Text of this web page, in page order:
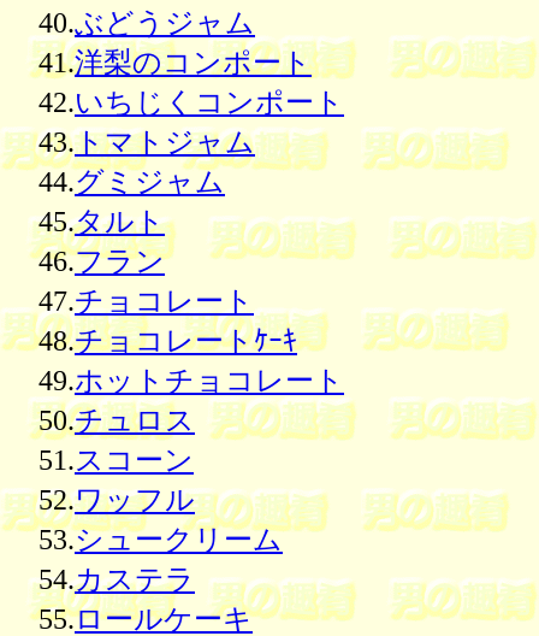
40.ぶどうジャム
41.洋梨のコンポート
42.いちじくコンポート
43.トマトジャム
44.グミジャム
45.タルト
46.フラン
47.チョコレート
48.チョコレートｹｰｷ
49.ホットチョコレート
50.チュロス
51.スコーン
52.ワッフル
53.シュークリーム
54.カステラ
55.ロールケーキ